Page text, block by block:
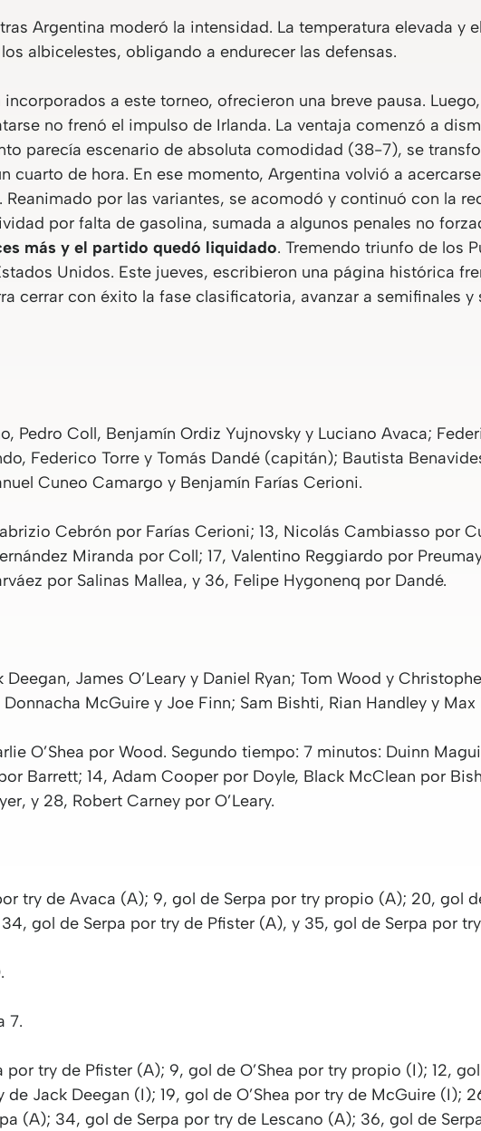
Argentina moderó la intensidad. La temperatura elevada y
albicelestes, obligando a endurecer las defensas.
a este torneo, ofrecieron una breve pausa.
no frenó el impulso de Irlanda. La ventaja comenzó a
parecía escenario de absoluta comodidad (38-7), se
cuarto de hora. En ese momento, Argentina volvió a
. Reanimado por las variantes, se acomodó y continuó con la
por falta de gasolina, sumada a algunos penales no
más y el partido quedó liquidado. Tremendo triunfo de los
Unidos. Este jueves, escribieron una página histórica
cerrar con éxito la fase clasificatoria, avanzar a semifinales y
Pedro Coll, Benjamín Ordiz Yujnovsky y Luciano Avaca;
Federico Torre y Tomás Dandé (capitán); Bautista
Cuneo Camargo y Benjamín Farías Cerioni.
Cebrón por Farías Cerioni; 13, Nicolás Cambiasso por
Miranda por Coll; 17, Valentino Reggiardo por
por Salinas Mallea, y 36, Felipe Hygonenq por Dandé.
James O’Leary y Daniel Ryan; Tom Wood y
McGuire y Joe Finn; Sam Bishti, Rian Handley y Max
O’Shea por Wood. Segundo tiempo: 7 minutos: Duinn
Barrett; 14, Adam Cooper por Doyle, Black McClean por
y 28, Robert Carney por O’Leary.
try de Avaca (A); 9, gol de Serpa por try propio (A); 20, gol
gol de Serpa por try de Pfister (A), y 35, gol de Serpa por
7.
try de Pfister (A); 9, gol de O’Shea por try propio (I); 12,
de Jack Deegan (I); 19, gol de O’Shea por try de McGuire (I);
(A); 34, gol de Serpa por try de Lescano (A); 36, gol de